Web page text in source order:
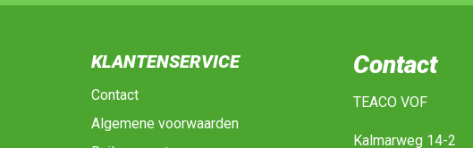
KLANTENSERVICE
Contact
Algemene voorwaarden
Contact
TEACO VOF
Kalmarweg 14-2